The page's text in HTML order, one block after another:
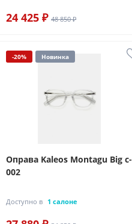
24 425 ₽ 48 850 ₽
-20% Новинка
Оправа Kaleos Montagu Big c-
002
Доступно в 1 салоне